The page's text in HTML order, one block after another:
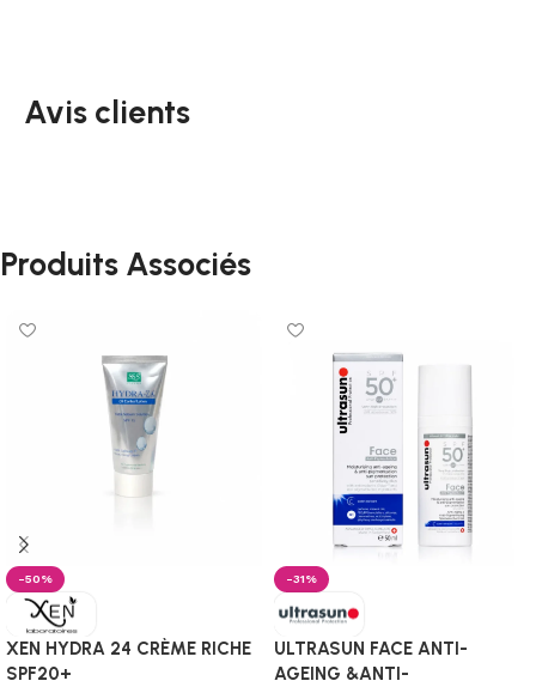
Avis clients
Produits Associés
-50%
XEN HYDRA 24 CRÈME RICHE
SPF20+
-31%
ULTRASUN FACE ANTI-
AGEING &ANTI-